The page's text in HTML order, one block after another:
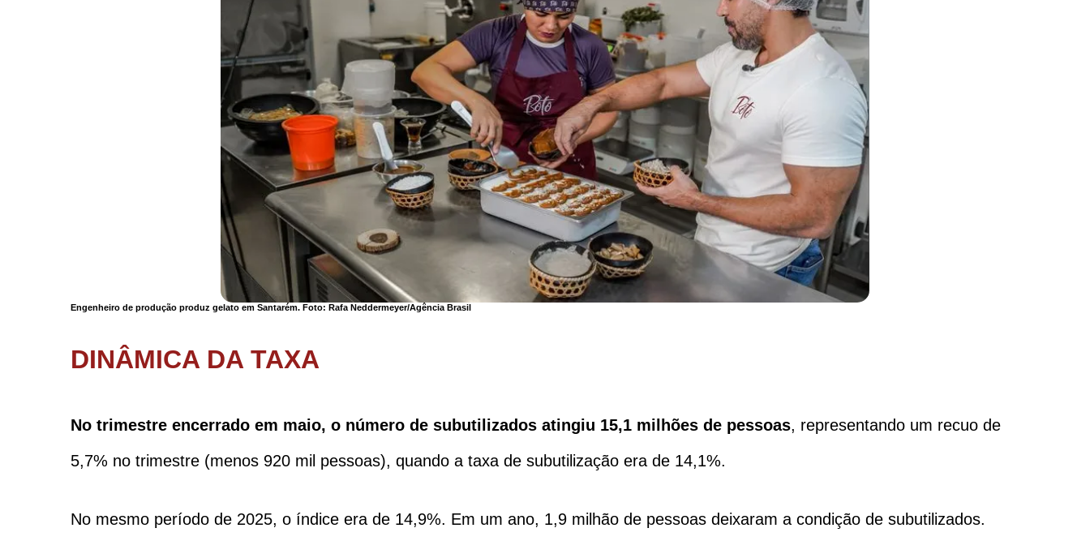
Engenheiro de produção produz gelato em Santarém. Foto: Rafa Neddermeyer/Agência Brasil
DINÂMICA DA TAXA
No trimestre encerrado em maio, o número de subutilizados atingiu 15,1 milhões de pessoas, representando um recuo de
5,7% no trimestre (menos 920 mil pessoas), quando a taxa de subutilização era de 14,1%.
No mesmo período de 2025, o índice era de 14,9%. Em um ano, 1,9 milhão de pessoas deixaram a condição de subutilizados.